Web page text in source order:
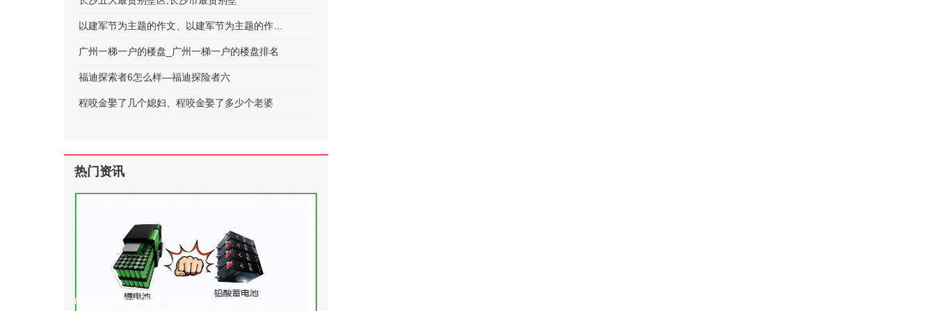
广州一梯一户的楼盘_广州一梯一户的楼盘排名
福迪探索者6怎么样—福迪探险者六
程咬金娶了几个媳妇、程咬金娶了多少个老婆
热门资讯
电动车电池的种类及标准(电动车 电池